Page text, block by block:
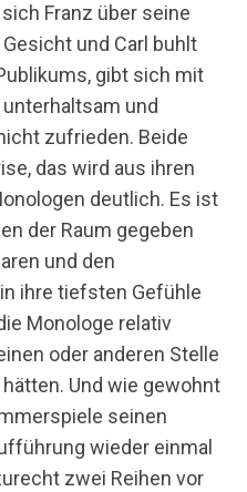
Franz über seine
und Carl buhlt
gibt sich mit
und
zufrieden. Beide
das wird aus ihren
deutlich. Es ist
der Raum gegeben
und den
ihre tiefsten Gefühle
Monologe relativ
oder anderen Stelle
Und wie gewohnt
seinen
wieder einmal
zwei Reihen vor